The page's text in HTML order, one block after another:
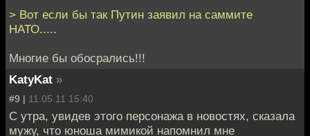
> Вот если бы так Путин заявил на саммите
НАТО.....
Многие бы обосрались!!!
KatyKat »
#9 | 11.05.11 15:40
С утра, увидев этого персонажа в новостях, сказала
мужу, что юноша мимикой напомнил мне